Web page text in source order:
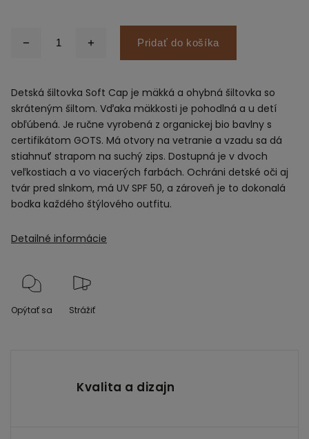
Pridať do košíka
Detská šiltovka Soft Cap je mäkká a ohybná šiltovka so
skráteným šiltom. Vďaka mäkkosti je pohodlná a u detí
obľúbená. Je ručne vyrobená z organickej bio bavlny s
certifikátom GOTS. Má otvory na vetranie a vzadu sa dá
stiahnuť strapom na suchý zips. Dostupná je v dvoch
veľkostiach a vo viacerých farbách. Ochráni detské oči aj
tvár pred slnkom, má UV SPF 50, a zároveň je to dokonalá
bodka každého štýlového outfitu.
Detailné informácie
Opýtať sa Strážiť
Kvalita a dizajn